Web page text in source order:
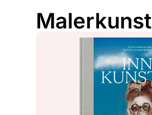
Malerkunst